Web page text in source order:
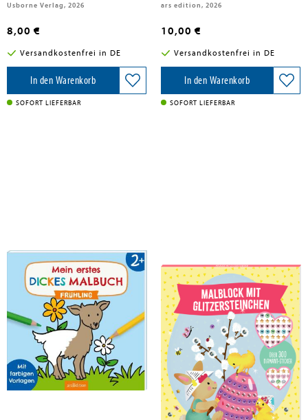
Usborne Verlag, 2026
8,00 €
Versandkostenfrei in DE
In den Warenkorb
SOFORT LIEFERBAR
ars edition, 2026
10,00 €
Versandkostenfrei in DE
In den Warenkorb
SOFORT LIEFERBAR